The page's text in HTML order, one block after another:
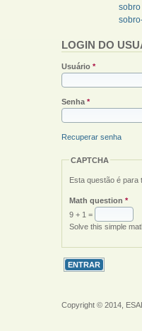
LOGIN DO
Usuário *
Senha *
Recuperar senha
CAPTCHA
Esta questão é para
Math question *
9 + 1 =
Solve this simple
Copyright © 2014,